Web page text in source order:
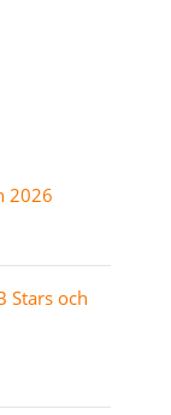
2026
Stars och